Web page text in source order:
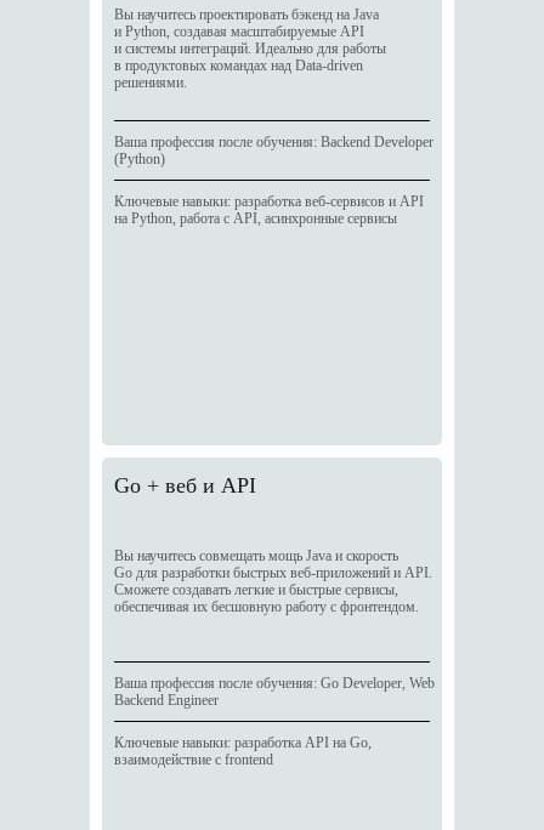
Вы научитесь проектировать бэкенд на Java
и Python, создавая масштабируемые API
и системы интеграций. Идеально для работы
в продуктовых командах над Data-driven
решениями.
Ваша профессия после обучения: Backend Developer
(Python)
Ключевые навыки: разработка веб-сервисов и API
на Python, работа с API, асинхронные сервисы
Go + веб и API
Вы научитесь совмещать мощь Java и скорость
Go для разработки быстрых веб-приложений и API.
Сможете создавать легкие и быстрые сервисы,
обеспечивая их бесшовную работу с фронтендом.
Ваша профессия после обучения: Go Developer, Web
Backend Engineer
Ключевые навыки: разработка API на Go,
взаимодействие с frontend